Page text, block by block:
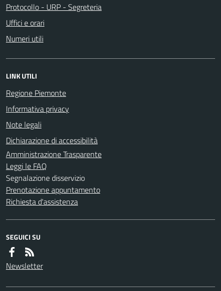
Protocollo - URP - Segreteria
Uffici e orari
Numeri utili
LINK UTILI
Regione Piemonte
Informativa privacy
Note legali
Dichiarazione di accessibilità
Amministrazione Trasparente
Leggi le FAQ
Segnalazione disservizio
Prenotazione appuntamento
Richiesta d'assistenza
SEGUICI SU
Newsletter